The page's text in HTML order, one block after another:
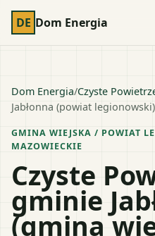
DE Dom Energia
Dom Energia/Czyste
Jabłonna (powiat legionowski)
GMINA WIEJSKA / POWIAT
MAZOWIECKIE
Czyste
gminie
(gmina